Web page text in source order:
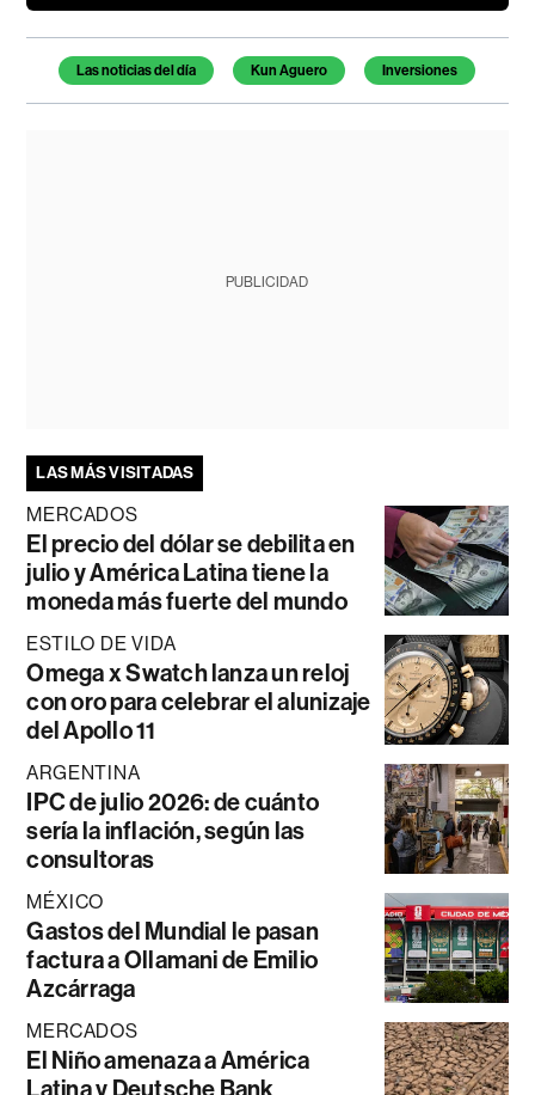
Temas de este artículo
Las noticias del día Kun Aguero Inversiones
PUBLICIDAD
LAS MÁS VISITADAS
MERCADOS
El precio del dólar se debilita en
julio y América Latina tiene la
moneda más fuerte del mundo
ESTILO DE VIDA
Omega x Swatch lanza un reloj
con oro para celebrar el alunizaje
del Apollo 11
ARGENTINA
IPC de julio 2026: de cuánto
sería la inflación, según las
consultoras
MÉXICO
Gastos del Mundial le pasan
factura a Ollamani de Emilio
Azcárraga
MERCADOS
El Niño amenaza a América
Latina y Deutsche Bank